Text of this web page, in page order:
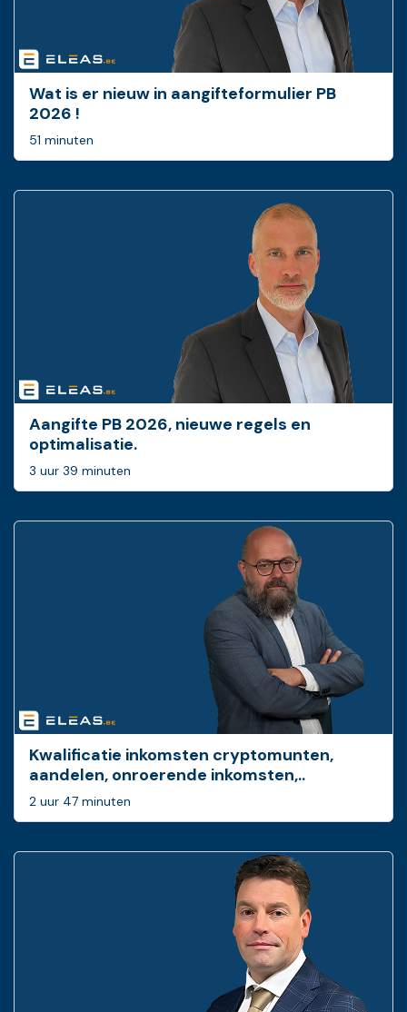
Wat is er nieuw in ­aangifteformulier PB
2026 !
51 minuten
Aangifte PB 2026, nieuwe regels en
optimalisatie.
3 uur 39 minuten
Kwalificatie inkomsten cryptomunten,
aandelen, onroerende inkomsten,..
2 uur 47 minuten